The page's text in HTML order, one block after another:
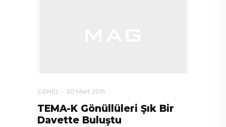
GENEL 30 Mart 2015
TEMA-K Gönüllüleri Şık Bir
Davette Buluştu